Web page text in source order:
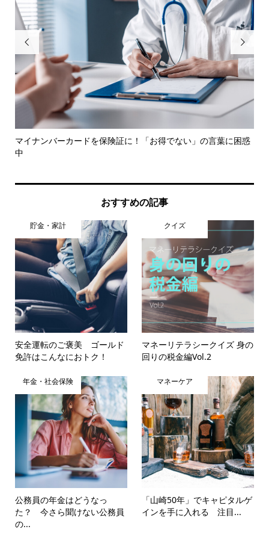

マイナンバーカードを保険証に！「お得でない」の言葉に困惑
中

おすすめの記事
貯金・家計
安全運転のご褒美 ゴールド
免許はこんなにおトク！
クイズ
マネーリテラシークイズ 身の
回りの税金編Vol.2
年金・社会保険
公務員の年金はどうなっ
た？ 今さら聞けない公務員
の...
マネーケア
「山崎50年」でキャピタルゲ
インを手に入れる 注目...